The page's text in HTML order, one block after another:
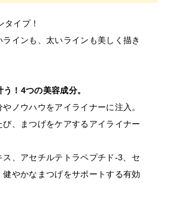
送しま
注文をキャンセルいたしますの
明書送り
イプ！
インも、太いラインも美しく描き
！4つの美容成分。
ノウハウをアイライナーに注入。
、まつげをケアするアイライナー
ス、アセチルテトラペプチド-3、セ
健やかなまつげをサポートする有効